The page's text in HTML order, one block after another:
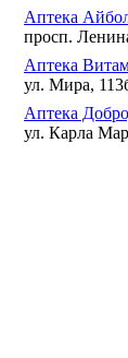
Аптека
просп.
Аптека
ул. Мира,
Аптека
ул. Карла